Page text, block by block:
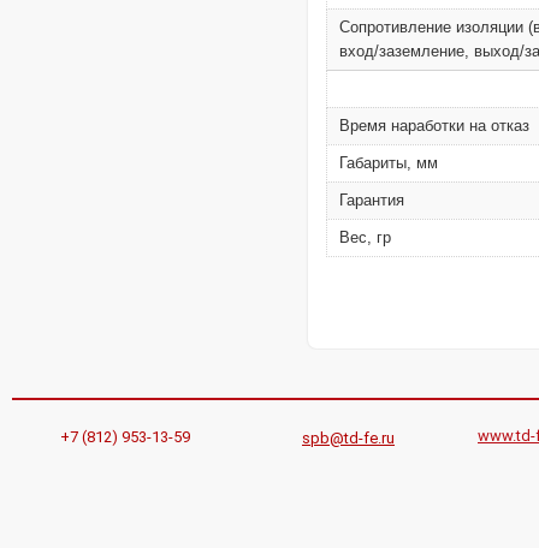
Сопротивление изоляции
вход/заземление, выход/
Время наработки на отказ
Габариты, мм
Гарантия
Вес, гр
+7 (812) 953-13-59 spb@td-fe.ru www.td-